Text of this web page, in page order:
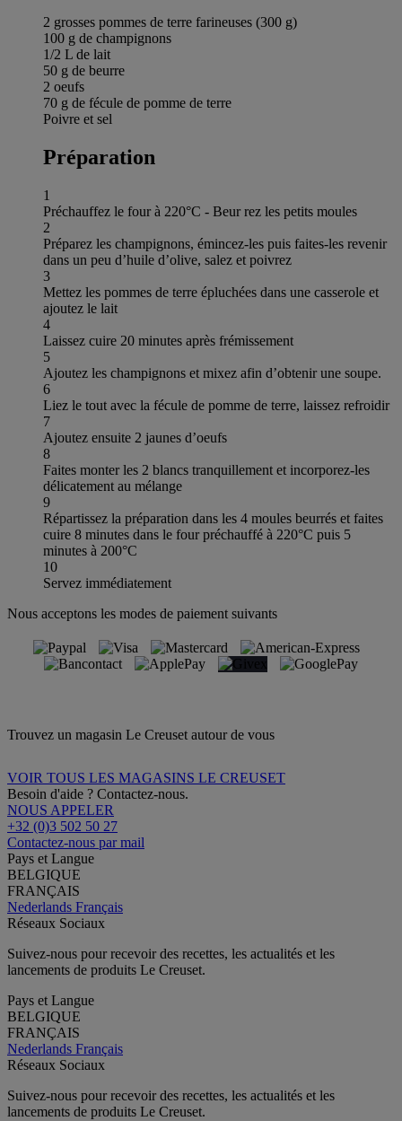
2 grosses pommes de terre farineuses (300 g)
100 g de champignons
1/2 L de lait
50 g de beurre
2 oeufs
70 g de fécule de pomme de terre
Poivre et sel
Préparation
1
Préchauffez le four à 220°C - Beur rez les petits moules
2
Préparez les champignons, émincez-les puis faites-les revenir
dans un peu d’huile d’olive, salez et poivrez
3
Mettez les pommes de terre épluchées dans une casserole et
ajoutez le lait
4
Laissez cuire 20 minutes après frémissement
5
Ajoutez les champignons et mixez afin d’obtenir une soupe.
6
Liez le tout avec la fécule de pomme de terre, laissez refroidir
7
Ajoutez ensuite 2 jaunes d’oeufs
8
Faites monter les 2 blancs tranquillement et incorporez-les
délicatement au mélange
9
Répartissez la préparation dans les 4 moules beurrés et faites
cuire 8 minutes dans le four préchauffé à 220°C puis 5
minutes à 200°C
10
Servez immédiatement
Nous acceptons les modes de paiement suivants
Trouvez un magasin Le Creuset autour de vous
VOIR TOUS LES MAGASINS LE CREUSET
Besoin d'aide ? Contactez-nous.
NOUS APPELER
+32 (0)3 502 50 27
Contactez-nous par mail
Pays et Langue
BELGIQUE
FRANÇAIS
Nederlands Français
Réseaux Sociaux
Suivez-nous pour recevoir des recettes, les actualités et les
lancements de produits Le Creuset.
Pays et Langue
BELGIQUE
FRANÇAIS
Nederlands Français
Réseaux Sociaux
Suivez-nous pour recevoir des recettes, les actualités et les
lancements de produits Le Creuset.